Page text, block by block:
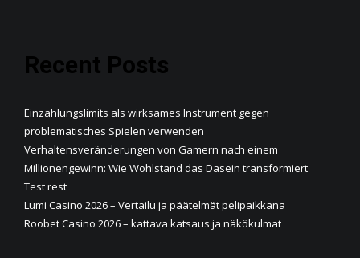
Recent Posts
Einzahlungslimits als wirksames Instrument gegen
problematisches Spielen verwenden
Verhaltensveränderungen von Gamern nach einem
Millionengewinn: Wie Wohlstand das Dasein transformiert
Test rest
Lumi Casino 2026 – Vertailu ja päätelmät pelipaikkana
Roobet Casino 2026 – kattava katsaus ja näkökulmat